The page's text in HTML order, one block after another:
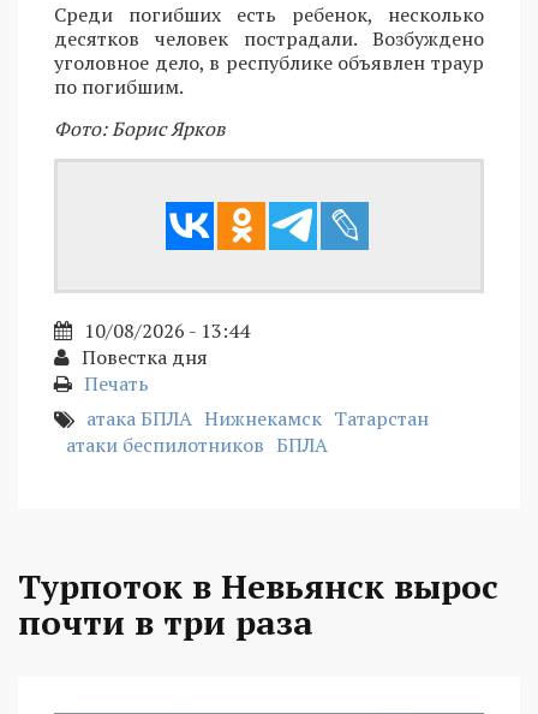
Среди погибших есть ребенок, несколько
десятков человек пострадали. Возбуждено
уголовное дело, в республике объявлен траур
по погибшим.
Фото: Борис Ярков
10/08/2026 - 13:44
Повестка дня
Печать
атака БПЛА Нижнекамск Татарстан
атаки беспилотников БПЛА
Турпоток в Невьянск вырос
почти в три раза